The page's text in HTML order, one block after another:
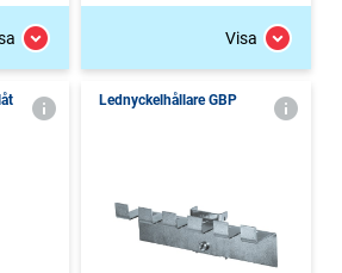
Visa
Lednyckelhållare GBP